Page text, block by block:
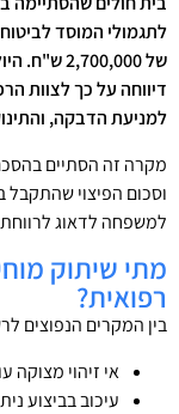
לתגמולי המוסד
של 2,700,000 ש"ח. היולדת שהייתה נשאית של חיידק מסוכן מסוג
דיווחה על כך לצוות
למניעת הדבקה,
מקרה זה הסתיים
וסכום הפיצוי שהתקבל
למשפחה לדאוג לרווחת
מתי שיתוק
רפואית?
בין המקרים הנפוצים
אי זיהוי מצוקה
עיכוב בביצוע